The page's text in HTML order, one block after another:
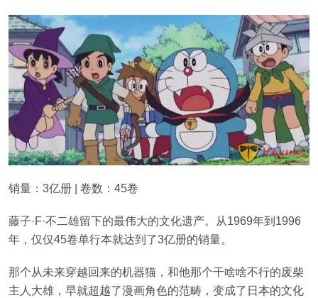
销量：3亿册 | 卷数：45卷
藤子·F·不二雄留下的最伟大的文化遗产。从1969年到1996
年，仅仅45卷单行本就达到了3亿册的销量。
那个从未来穿越回来的机器猫，和他那个干啥啥不行的废柴
主人大雄，早就超越了漫画角色的范畴，变成了日本的文化